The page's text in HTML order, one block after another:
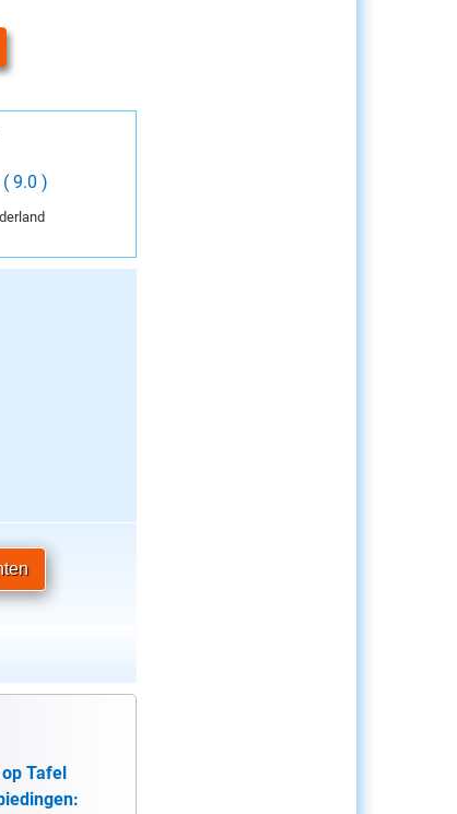
( 9.0 )
Tafel